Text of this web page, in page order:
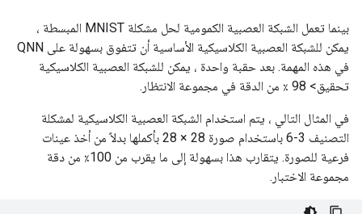
بينما تعمل الشبكة العصبية الكمومية لحل مشكلة MNIST المبسطة ،
يمكن للشبكة العصبية الكلاسيكية الأساسية أن تتفوق بسهولة على QNN
في هذه المهمة. بعد حقبة واحدة ، يمكن للشبكة العصبية الكلاسيكية
تحقيق> 98 ٪ من الدقة في مجموعة الانتظار.
في المثال التالي ، يتم استخدام الشبكة العصبية الكلاسيكية لمشكلة
التصنيف 3-6 باستخدام صورة 28 × 28 بأكملها بدلاً من أخذ عينات
فرعية للصورة. يتقارب هذا بسهولة إلى ما يقرب من 100٪ من دقة
مجموعة الاختبار.